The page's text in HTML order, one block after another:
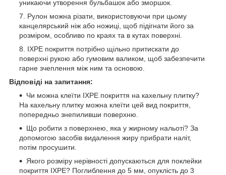
уникаючи утворення бульбашок або зморшок.
Рулон можна різати, використовуючи при цьому
канцелярський ніж або ножиці, щоб підігнати його за
розміром, особливо по краях та в кутах поверхні.
IXPE покриття потрібно щільно притискати до
поверхні рукою або гумовим валиком, щоб забезпечити
гарне зчеплення між ним та основою.
Відповіді на запитання:
Чи можна клеїти IXPE покриття на кахельну плитку?
На кахельну плитку можна клеїти цей вид покриття,
попередньо знепиливши поверхню.
Що робити з поверхнею, яка у жирному нальоті? За
допомогою засобів видалення жиру прибрати наліт,
потім просушити.
Якого розміру нерівності допускаються для поклейки
покриття IXPE? Поглиблення до 5 мм, опуклість до 3